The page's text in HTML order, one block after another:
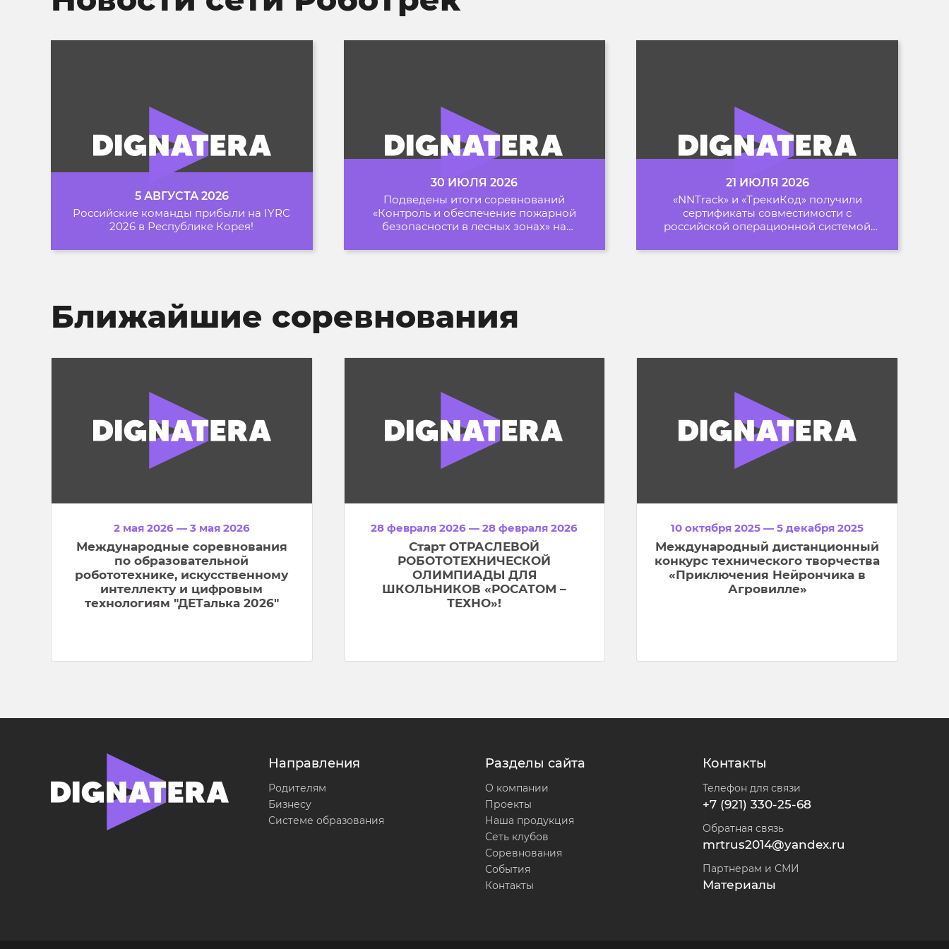
5 АВГУСТА 2026
Российские команды прибыли на IYRC
2026 в Республике Корея!
30 ИЮЛЯ 2026
Подведены итоги соревнований
«Контроль и обеспечение пожарной
безопасности в лесных зонах» на
21 ИЮЛЯ 2026
«NNTrack» и «ТрекиКод» получили
сертификаты совместимости с
российской операционной системой
Ближайшие соревнования
2 мая 2026 — 3 мая 2026
Международные соревнования
по образовательной
робототехнике, искусственному
интеллекту и цифровым
технологиям "ДЕТалька 2026"
28 февраля 2026 — 28 февраля 2026
Старт ОТРАСЛЕВОЙ
РОБОТОТЕХНИЧЕСКОЙ
ОЛИМПИАДЫ ДЛЯ
ШКОЛЬНИКОВ «РОСАТОМ –
ТЕХНО»!
10 октября 2025 — 5 декабря 2025
Международный дистанционный
конкурс технического творчества
«Приключения Нейрончика в
Агровилле»
Направления
Родителям
Бизнесу
Системе образования
Разделы сайта
О компании
Проекты
Наша продукция
Сеть клубов
Соревнования
События
Контакты
Контакты
Телефон для связи
+7 (921) 330-25-68
Обратная связь
mrtrus2014@yandex.ru
Партнерам и СМИ
Материалы